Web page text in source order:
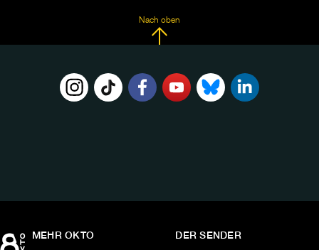
Nach oben
MEHR OKTO DER SENDER